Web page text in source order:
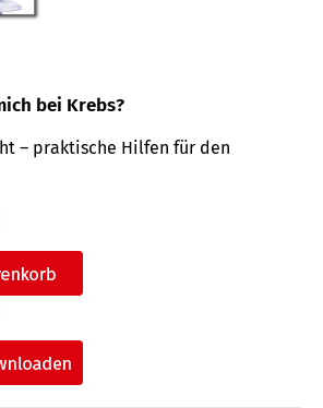
bei Krebs?
– praktische Hilfen für den